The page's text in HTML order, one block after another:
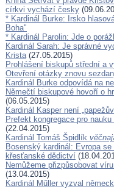
církvi vychází česky
* Kardinál Burke: Irsko
Boha"
* Kardinál Parolin: Jde o
Kardinál Sarah: Je správné
Krista(27.05.2015)
Prohlášení biskupů střední a
Otevření otázky znovu
Kardinál Burke odpovídá na
Němečtí biskupové hovoří o
(06.05.2015)
Kardinál Kasper není
Prefekt kongregace pro
(22.04.2015)
Kardinál Tomáš Špidlík
Bosenský kardinál: Evropa
křesťanské dědictví
Nemůžeme přizpůsobovat
(13.04.2015)
Kardinál Műller vyzval